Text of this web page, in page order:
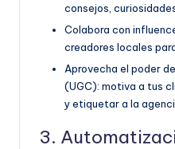
consejos,
Colabora con
creadores locales
Aprovecha el poder
(UGC): motiva a tus
y etiquetar a la
3.